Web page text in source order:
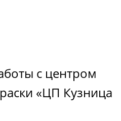
с центром
«ЦП Кузница